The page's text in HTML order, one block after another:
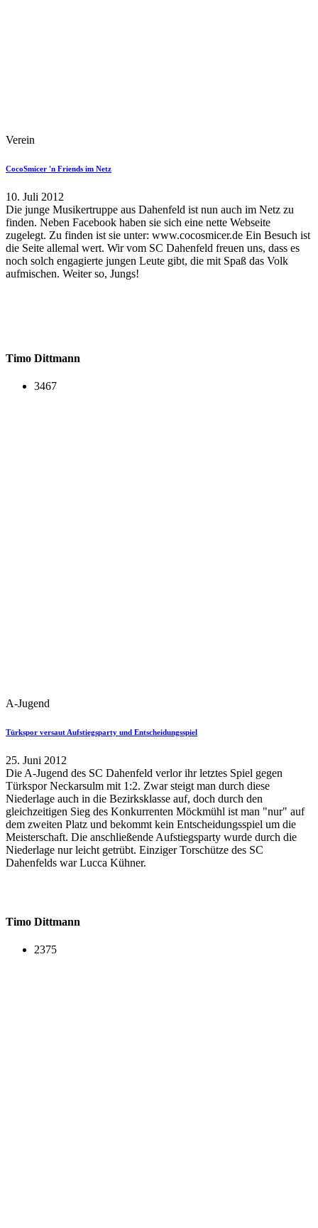
Verein
CocoSmicer 'n Friends im Netz
10. Juli 2012
Die junge Musikertruppe aus Dahenfeld ist nun auch im Netz zu
finden. Neben Facebook haben sie sich eine nette Webseite
zugelegt. Zu finden ist sie unter: www.cocosmicer.de Ein Besuch ist
die Seite allemal wert. Wir vom SC Dahenfeld freuen uns, dass es
noch solch engagierte jungen Leute gibt, die mit Spaß das Volk
aufmischen. Weiter so, Jungs!
Timo Dittmann
3467
A-Jugend
Türkspor versaut Aufstiegsparty und Entscheidungsspiel
25. Juni 2012
Die A-Jugend des SC Dahenfeld verlor ihr letztes Spiel gegen
Türkspor Neckarsulm mit 1:2. Zwar steigt man durch diese
Niederlage auch in die Bezirksklasse auf, doch durch den
gleichzeitigen Sieg des Konkurrenten Möckmühl ist man "nur" auf
dem zweiten Platz und bekommt kein Entscheidungsspiel um die
Meisterschaft. Die anschließende Aufstiegsparty wurde durch die
Niederlage nur leicht getrübt. Einziger Torschütze des SC
Dahenfelds war Lucca Kühner.
Timo Dittmann
2375